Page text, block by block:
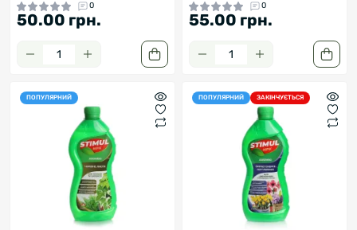
0
50.00 грн.
0
55.00 грн.
ПОПУЛЯРНИЙ ПОПУЛЯРНИЙ ЗАКІНЧУЄТЬСЯ